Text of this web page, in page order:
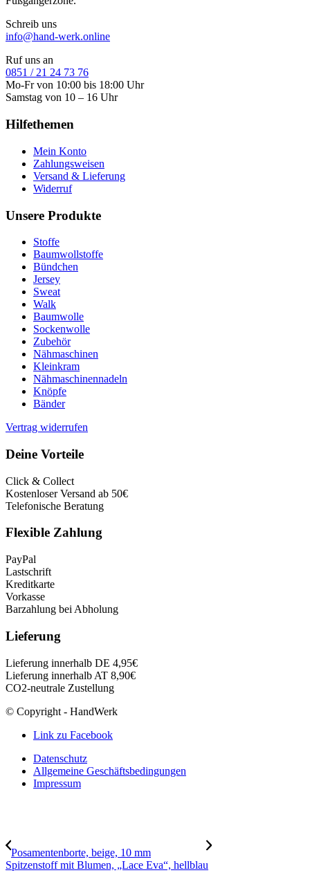
Schreib uns
info@hand-werk.online
Ruf uns an
0851 / 21 24 73 76
Mo-Fr von 10:00 bis 18:00 Uhr
Samstag von 10 – 16 Uhr
Hilfethemen
Mein Konto
Zahlungsweisen
Versand & Lieferung
Widerruf
Unsere Produkte
Stoffe
Baumwollstoffe
Bündchen
Jersey
Sweat
Walk
Baumwolle
Sockenwolle
Zubehör
Nähmaschinen
Kleinkram
Nähmaschinennadeln
Knöpfe
Bänder
Vertrag widerrufen
Deine Vorteile
Click & Collect
Kostenloser Versand ab 50€
Telefonische Beratung
Flexible Zahlung
PayPal
Lastschrift
Kreditkarte
Vorkasse
Barzahlung bei Abholung
Lieferung
Lieferung innerhalb DE 4,95€
Lieferung innerhalb AT 8,90€
CO2-neutrale Zustellung
© Copyright - HandWerk
Link zu Facebook
Datenschutz
Allgemeine Geschäftsbedingungen
Impressum
Posamentenborte, beige, 10 mm
Spitzenstoff mit Blumen, „Lace Eva“, hellblau